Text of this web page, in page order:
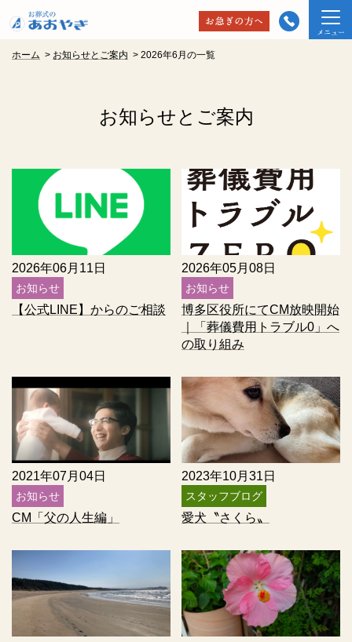
ホーム > お知らせとご案内 > 2026年6月の一覧
お知らせとご案内
2026年06月11日
お知らせ
【公式LINE】からのご相談
2026年05月08日
お知らせ
博多区役所にてCM放映開始
｜「葬儀費用トラブル0」へ
の取り組み
2021年07月04日
お知らせ
CM「父の人生編」
2023年10月31日
スタッフブログ
愛犬〝さくら〟